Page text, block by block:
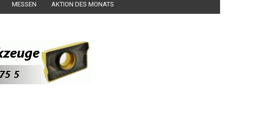
Konto erstellen
MESSEN AKTION DES MONATS